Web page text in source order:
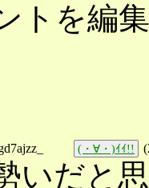
トを編
(・∀・)ｲｲ!! (
いだと